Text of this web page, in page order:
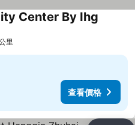
Center By Ihg
里
查看價格